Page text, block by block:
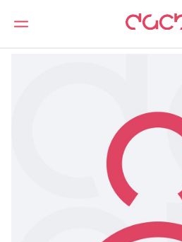
DAC Beachcroft Notre Équipe